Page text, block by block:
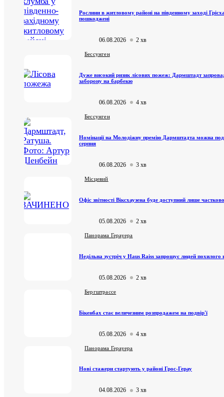
Рослини в житловому районі на південному заході
пошкоджені
06.08.2026 2 хв
Бессунген
Дуже високий ризик лісових пожеж: Дармштадт
заборону на барбекю
06.08.2026 4 хв
Бессунген
Номінації на Молодіжну премію Дармштадта можна
серпня
06.08.2026 3 хв
Місцевий
Офіс звітності Віксхаузена буде доступний лише
05.08.2026 2 хв
Панорама Герауера
Недільна зустріч у Haus Raiss запрошує людей похилого
05.08.2026 2 хв
Бергштрассе
Бікенбах стає величезним розпродажем на подвір'ї
05.08.2026 4 хв
Панорама Герауера
Нові стажери стартують у районі Грос-Герау
04.08.2026 3 хв